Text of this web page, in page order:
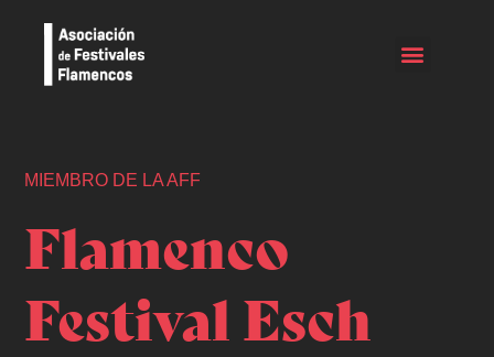
MIEMBRO DE LA AFF
Flamenco
Festival Esch